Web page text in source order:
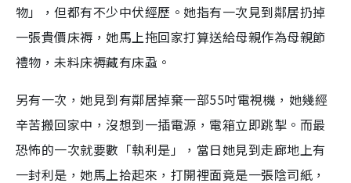
4
8
i
n
物」，但都有不少中伏經歷。她指有一次見到鄰居扔掉
一張貴價床褥，她馬上拖回家打算送給母親作為母親節
禮物，未料床褥藏有床蝨。
另有一次，她見到有鄰居掉棄一部55吋電視機，她幾經
辛苦搬回家中，沒想到一插電源，電箱立即跳掣。而最
恐怖的一次就要數「執利是」，當日她見到走廊地上有
一封利是，她馬上拾起來，打開裡面竟是一張陰司紙，